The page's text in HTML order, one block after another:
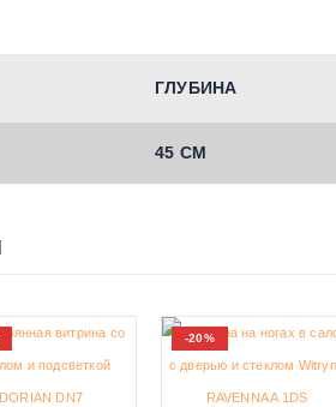
ГЛУБИНА
45 СМ
-20%